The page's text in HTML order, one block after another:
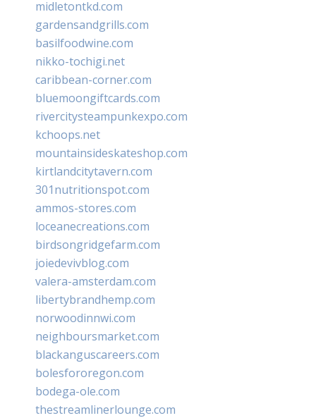
midletontkd.com
gardensandgrills.com
basilfoodwine.com
nikko-tochigi.net
caribbean-corner.com
bluemoongiftcards.com
rivercitysteampunkexpo.com
kchoops.net
mountainsideskateshop.com
kirtlandcitytavern.com
301nutritionspot.com
ammos-stores.com
loceanecreations.com
birdsongridgefarm.com
joiedevivblog.com
valera-amsterdam.com
libertybrandhemp.com
norwoodinnwi.com
neighboursmarket.com
blackanguscareers.com
bolesfororegon.com
bodega-ole.com
thestreamlinerlounge.com